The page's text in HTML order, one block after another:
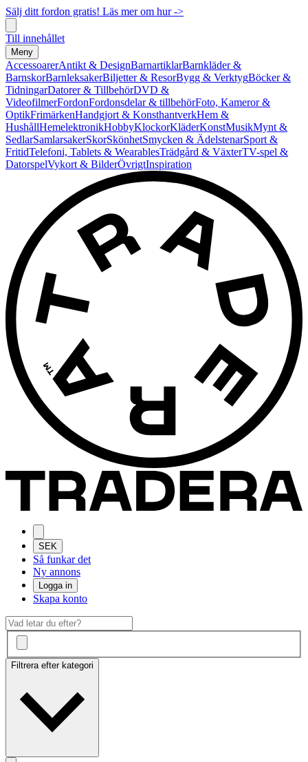
Sälj ditt fordon gratis! Läs mer om hur ->
Till innehållet
Meny
AccessoarerAntikt & DesignBarnartiklarBarnkläder &
BarnskorBarnleksakerBiljetter & ResorBygg & VerktygBöcker &
TidningarDatorer & TillbehörDVD &
VideofilmerFordonFordonsdelar & tillbehörFoto, Kameror &
OptikFrimärkenHandgjort & KonsthantverkHem &
HushållHemelektronikHobbyKlockorKläderKonstMusikMynt &
SedlarSamlarsakerSkorSkönhetSmycken & ÄdelstenarSport &
FritidTelefoni, Tablets & WearablesTrädgård & VäxterTV-spel &
DatorspelVykort & BilderÖvrigtInspiration
SEK
Så funkar det
Ny annons
Logga in
Skapa konto
Filtrera efter kategori